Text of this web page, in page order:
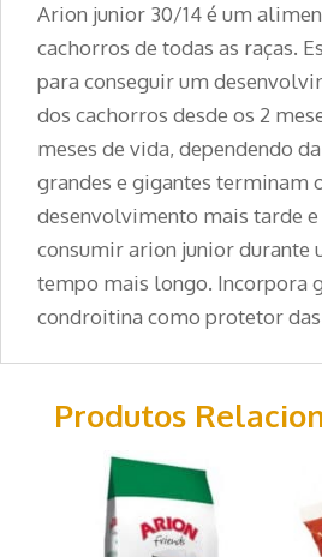
Arion junior 30/14 é um
cachorros de todas as raças.
para conseguir um
dos cachorros desde os 2
meses de vida, dependendo
grandes e gigantes terminam
desenvolvimento mais tarde
consumir arion junior durante
tempo mais longo. Incorpora
condroitina como protetor
Produtos